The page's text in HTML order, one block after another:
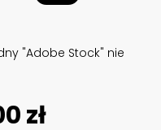
"Adobe Stock" nie
zł